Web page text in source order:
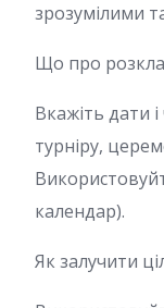
зрозумілими
Що про
Вкажіть дати
турніру,
календар).
Як залучити